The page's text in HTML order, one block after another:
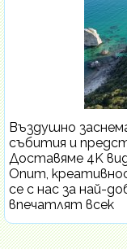
Въздушно
събития и
Доставяме 4K
Опит,
се с нас за най-
впечатлят всек